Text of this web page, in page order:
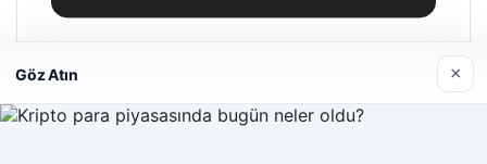
Hastaş Beton
Göz Atın ×